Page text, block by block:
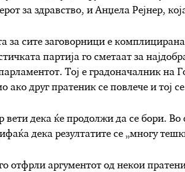
за здравство, и Анџела Рејнер,
за сите заговорници е
партија го сметаат за
Тој е градоначалник на
ако друг пратеник се повлече и тој
вети дека ќе продолжи да се бори. Во
дека резултатите се „многу
отфрли аргументот од некои